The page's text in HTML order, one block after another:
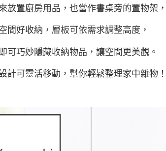
放置廚房用品，也當作書桌旁的置物架，
間好收納，層板可依需求調整高度，
可巧妙隱藏收納物品，讓空間更美觀。
計可靈活移動，幫你輕鬆整理家中雜物！